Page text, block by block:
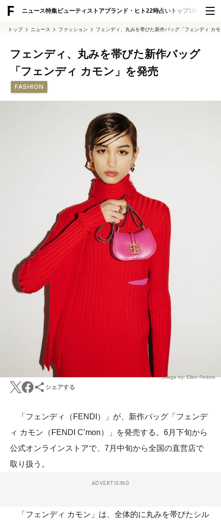
ニュース特集ビューティ ストアブランド・ヒト22時占い トップ100 スナッ
トップ ニュース ファッション フェンディ、丸みを帯びた新作バッグ「フェンディ カ
フェンディ、丸みを帯びた新作バッグ
「フェンディ カモン」を発売
FASHION
Image by: Ellen Fedors
シェアする
「フェンディ（FENDI）」が、新作バッグ「フェンデ
ィ カモン（FENDI C’mon）」を発売する。6月下旬から
公式オンラインストアで、7月中旬から全国の直営店で
取り扱う。
ADVERTISING
「フェンディ カモン」は、全体的に丸みを帯びたシル